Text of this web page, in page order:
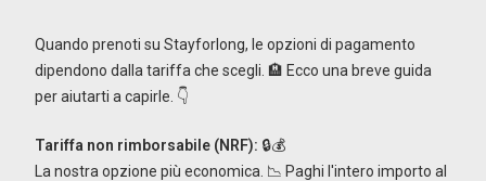
Quando prenoti su Stayforlong, le opzioni di pagamento
dipendono dalla tariffa che scegli. 🏨 Ecco una breve guida
per aiutarti a capirle. 👇
Tariffa non rimborsabile (NRF): 🔒💰
La nostra opzione più economica. 📉 Paghi l'intero importo al